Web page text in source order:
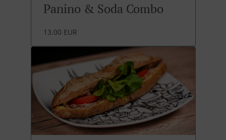
Panino & Soda Combo
13.00 EUR